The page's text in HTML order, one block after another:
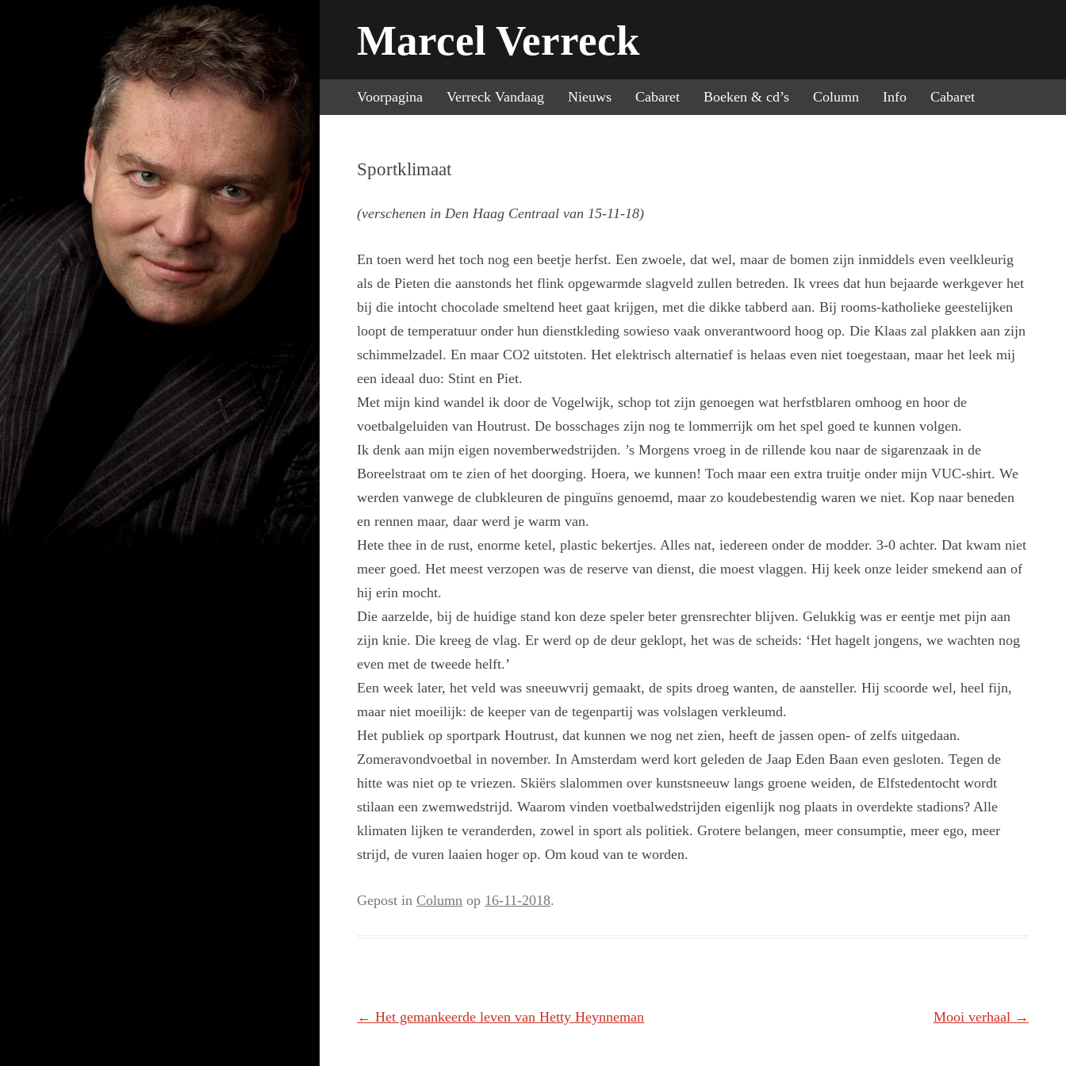
Marcel Verreck
Voorpagina Verreck Vandaag Nieuws Cabaret Boeken & cd’s Column Info Cabaret
Sportklimaat
(verschenen in Den Haag Centraal van 15-11-18)
En toen werd het toch nog een beetje herfst. Een zwoele, dat wel, maar de bomen zijn inmiddels even veelkleurig
als de Pieten die aanstonds het flink opgewarmde slagveld zullen betreden. Ik vrees dat hun bejaarde werkgever het
bij die intocht chocolade smeltend heet gaat krijgen, met die dikke tabberd aan. Bij rooms-katholieke geestelijken
loopt de temperatuur onder hun dienstkleding sowieso vaak onverantwoord hoog op. Die Klaas zal plakken aan zijn
schimmelzadel. En maar CO2 uitstoten. Het elektrisch alternatief is helaas even niet toegestaan, maar het leek mij
een ideaal duo: Stint en Piet.
Met mijn kind wandel ik door de Vogelwijk, schop tot zijn genoegen wat herfstblaren omhoog en hoor de
voetbalgeluiden van Houtrust. De bosschages zijn nog te lommerrijk om het spel goed te kunnen volgen.
Ik denk aan mijn eigen novemberwedstrijden. ’s Morgens vroeg in de rillende kou naar de sigarenzaak in de
Boreelstraat om te zien of het doorging. Hoera, we kunnen! Toch maar een extra truitje onder mijn VUC-shirt. We
werden vanwege de clubkleuren de pinguïns genoemd, maar zo koudebestendig waren we niet. Kop naar beneden
en rennen maar, daar werd je warm van.
Hete thee in de rust, enorme ketel, plastic bekertjes. Alles nat, iedereen onder de modder. 3-0 achter. Dat kwam niet
meer goed. Het meest verzopen was de reserve van dienst, die moest vlaggen. Hij keek onze leider smekend aan of
hij erin mocht.
Die aarzelde, bij de huidige stand kon deze speler beter grensrechter blijven. Gelukkig was er eentje met pijn aan
zijn knie. Die kreeg de vlag. Er werd op de deur geklopt, het was de scheids: ‘Het hagelt jongens, we wachten nog
even met de tweede helft.’
Een week later, het veld was sneeuwvrij gemaakt, de spits droeg wanten, de aansteller. Hij scoorde wel, heel fijn,
maar niet moeilijk: de keeper van de tegenpartij was volslagen verkleumd.
Het publiek op sportpark Houtrust, dat kunnen we nog net zien, heeft de jassen open- of zelfs uitgedaan.
Zomeravondvoetbal in november. In Amsterdam werd kort geleden de Jaap Eden Baan even gesloten. Tegen de
hitte was niet op te vriezen. Skiërs slalommen over kunstsneeuw langs groene weiden, de Elfstedentocht wordt
stilaan een zwemwedstrijd. Waarom vinden voetbalwedstrijden eigenlijk nog plaats in overdekte stadions? Alle
klimaten lijken te veranderden, zowel in sport als politiek. Grotere belangen, meer consumptie, meer ego, meer
strijd, de vuren laaien hoger op. Om koud van te worden.
Gepost inColumn op 16-11-2018.
Berichtnavigatie
← Het gemankeerde leven van Hetty Heynneman Mooi verhaal →